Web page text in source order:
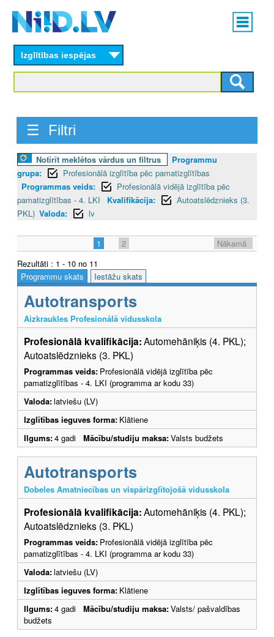
content
Main
menu
Izglītības iespējas
☰ Filtri
Notīrīt meklētos vārdus un filtrus
Programmu
grupa:
Profesionālā izglītība pēc pamatizglītības
Programmas veids:
Profesionālā vidējā izglītība pēc
pamatizglītības - 4. LKI
Kvalifikācija:
Autoatslēdznieks (3.
PKL) Valoda: lv
1 2
Nākamā
Rezultāti : 1 - 10 no 11
Programmu skats
Iestāžu skats
Autotransports
Aizkraukles Profesionālā vidusskola
Profesionālā kvalifikācija:Automehāniķis (4. PKL);
Autoatslēdznieks (3. PKL)
Programmas veids: Profesionālā vidējā izglītība pēc
pamatizglītības - 4. LKI (programma ar kodu 33)
Valoda:latviešu (LV)
Izglītības ieguves forma: Klātiene
Ilgums:4 gadi Mācību/studiju maksa:Valsts budžets
Autotransports
Dobeles Amatniecības un vispārizglītojošā vidusskola
Profesionālā kvalifikācija:Automehāniķis (4. PKL);
Autoatslēdznieks (3. PKL)
Programmas veids: Profesionālā vidējā izglītība pēc
pamatizglītības - 4. LKI (programma ar kodu 33)
Valoda:latviešu (LV)
Izglītības ieguves forma: Klātiene
Ilgums:4 gadi Mācību/studiju maksa:Valsts/ pašvaldības
budžets